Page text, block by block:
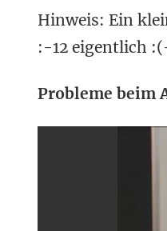
Hinweis: Ein
:-12 eigentlich
Probleme beim